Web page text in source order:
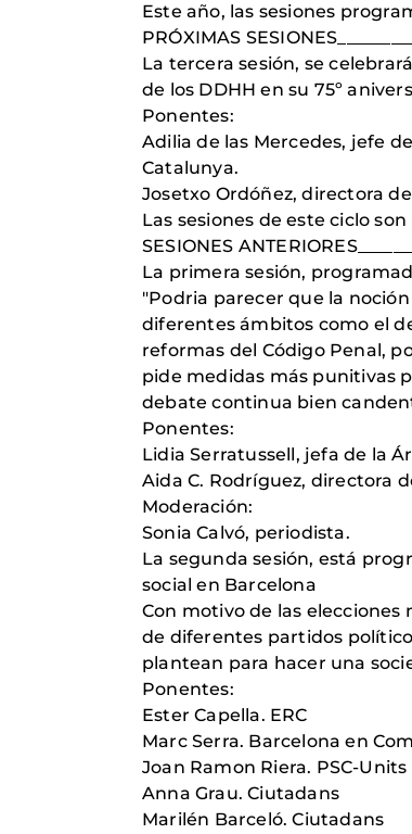
Este año, las sesiones
PRÓXIMAS
La tercera sesión, se
de los DDHH en su 75º
Ponentes:
Adilia de las Mercedes, jefe
Catalunya.
Josetxo Ordóñez, directora
Las sesiones de este ciclo
SESIONES
La primera sesión,
"Podria parecer que la
diferentes ámbitos como el
reformas del Código Penal,
pide medidas más punitivas
debate continua bien
Ponentes:
Lidia Serratussell, jefa de la
Aida C. Rodríguez, directora
Moderación:
Sonia Calvó, periodista.
La segunda sesión, está
social en Barcelona
Con motivo de las
de diferentes partidos
plantean para hacer una
Ponentes:
Ester Capella. ERC
Marc Serra. Barcelona en
Joan Ramon Riera. PSC-
Anna Grau. Ciutadans
Marilén Barceló. Ciutadans